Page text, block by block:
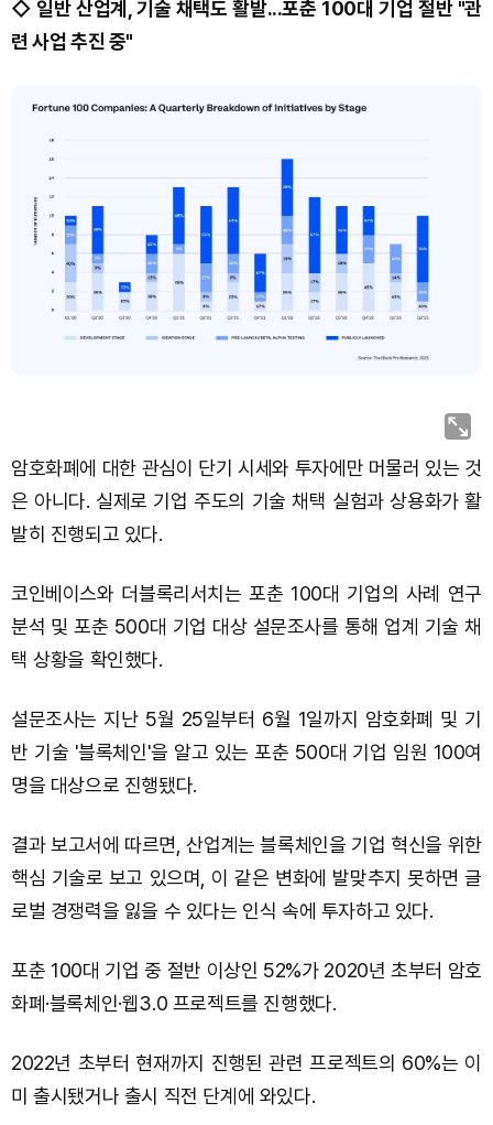
◇ 일반 산업계, 기술 채택도 활발...포춘 100대 기업 절반 "관
련 사업 추진 중"
계
그
이
스
보
고
서
암호화폐에 대한 관심이 단기 시세와 투자에만 머물러 있는 것
은 아니다. 실제로 기업 주도의 기술 채택 실험과 상용화가 활
발히 진행되고 있다.
코인베이스와 더블록리서치는 포춘 100대 기업의 사례 연구
분석 및 포춘 500대 기업 대상 설문조사를 통해 업계 기술 채
택 상황을 확인했다.
설문조사는 지난 5월 25일부터 6월 1일까지 암호화폐 및 기
반 기술 '블록체인'을 알고 있는 포춘 500대 기업 임원 100여
명을 대상으로 진행됐다.
결과 보고서에 따르면, 산업계는 블록체인을 기업 혁신을 위한
핵심 기술로 보고 있으며, 이 같은 변화에 발맞추지 못하면 글
로벌 경쟁력을 잃을 수 있다는 인식 속에 투자하고 있다.
포춘 100대 기업 중 절반 이상인 52%가 2020년 초부터 암호
화폐·블록체인·웹3.0 프로젝트를 진행했다.
2022년 초부터 현재까지 진행된 관련 프로젝트의 60%는 이
미 출시됐거나 출시 직전 단계에 와있다.